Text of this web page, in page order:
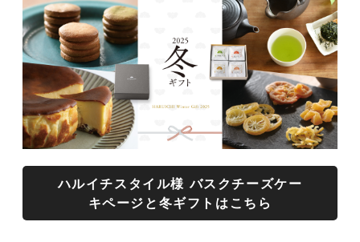
ハルイチスタイル様 バスクチーズケー
キページと冬ギフトはこちら